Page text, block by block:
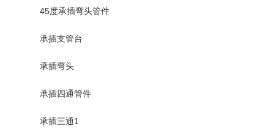
45度承插弯头管件
承插支管台
承插弯头
承插四通管件
承插三通1